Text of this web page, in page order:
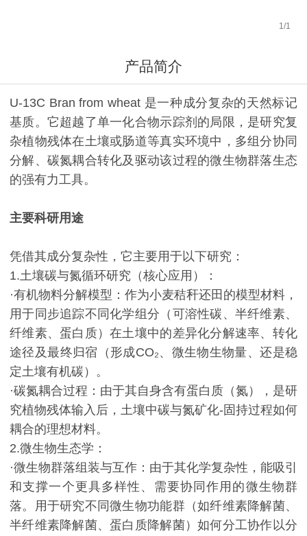
1 /1
产品简介
U-13C Bran from wheat​ 是一种成分复杂的天然标记
基质。它超越了单一化合物示踪剂的局限，是研究复
杂植物残体在土壤或肠道等真实环境中，多组分协同
分解、碳氮耦合转化及驱动该过程的微生物群落生态
的强有力工具。
主要科研用途
凭借其成分复杂性，它主要用于以下研究：
1.土壤碳与氮循环研究（核心应用）：
·有机物料分解模型：作为小麦秸秆还田的模型材料，
用于同步追踪不同化学组分（可溶性碳、半纤维素、
纤维素、蛋白质）在土壤中的差异化分解速率、转化
途径及最终归宿（形成CO₂、微生物生物量、还是稳
定土壤有机碳）。
·碳氮耦合过程：由于其自身含有蛋白质（氮），是研
究植物残体输入后，土壤中碳与氮矿化-固持过程如何
耦合的理想材料。
2.微生物生态学：
·微生物群落组装与互作：由于其化学复杂性，能吸引
和支撑一个更具多样性、需要协同作用的微生物群
落。用于研究不同微生物功能群（如纤维素降解菌、
半纤维素降解菌、蛋白质降解菌）如何分工协作以分